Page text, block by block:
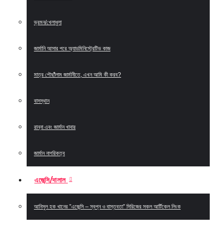
ভ্রমন/খেলাধুলা
জার্মানি আসার পরে অ্যাডমিনিস্ট্রেটিভ কাজ
মাত্র পৌছাঁঁলাম জার্মানীতে, এখন আমি কী করব?
বাসস্থান
রান্না এবং জার্মান খাবার
জার্মান নাগরিকত্ব
এজেন্সি/দালাল
আনিসুল হক খানের ”এজেন্সি – স্বপ্ন ও বাস্তবতা” সিরিজের সকল আর্টিকেল লিংক